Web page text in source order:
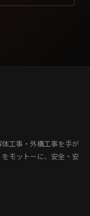
工事・外構工事を手が
モットーに、安全・安